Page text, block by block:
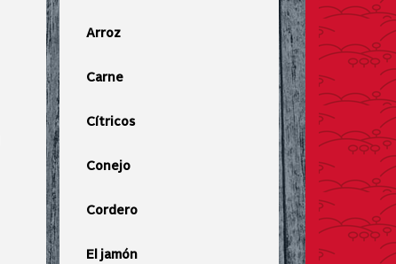
Arroz
Carne
Cítricos
Conejo
Cordero
El jamón